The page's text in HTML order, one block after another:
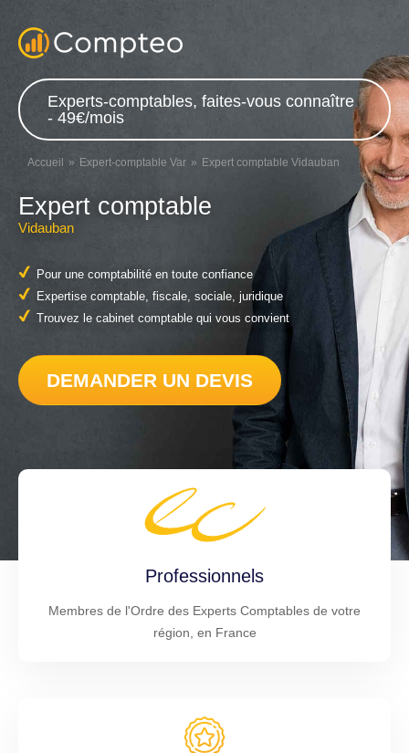
Experts-comptables, faites-vous connaître
- 49€/mois
Accueil Expert-comptable Var Expert comptable Vidauban
Expert comptable
Vidauban
Pour une comptabilité en toute confiance
Expertise comptable, fiscale, sociale, juridique
Trouvez le cabinet comptable qui vous convient
DEMANDER UN DEVIS
Professionnels
Membres de l'Ordre des Experts Comptables de votre
région, en France